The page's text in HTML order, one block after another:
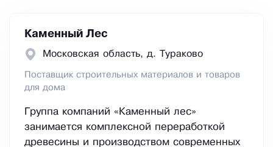
Каменный Лес
Московская область, д. Тураково
Поставщик строительных материалов и товаров
для дома
Группа компаний «Каменный лес»
занимается комплексной переработкой
древесины и производством современных